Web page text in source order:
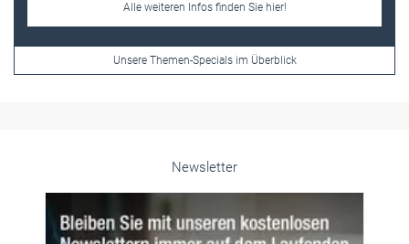
Alle weiteren Infos finden Sie hier!
Unsere Themen-Specials im Überblick
Newsletter